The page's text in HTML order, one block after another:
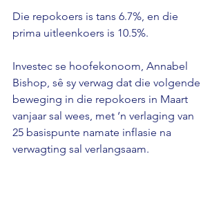
Die repokoers is tans 6.7%, en die
prima uitleenkoers is 10.5%.
Investec se hoofekonoom, Annabel
Bishop, sê sy verwag dat die volgende
beweging in die repokoers in Maart
vanjaar sal wees, met ‘n verlaging van
25 basispunte namate inflasie na
verwagting sal verlangsaam.